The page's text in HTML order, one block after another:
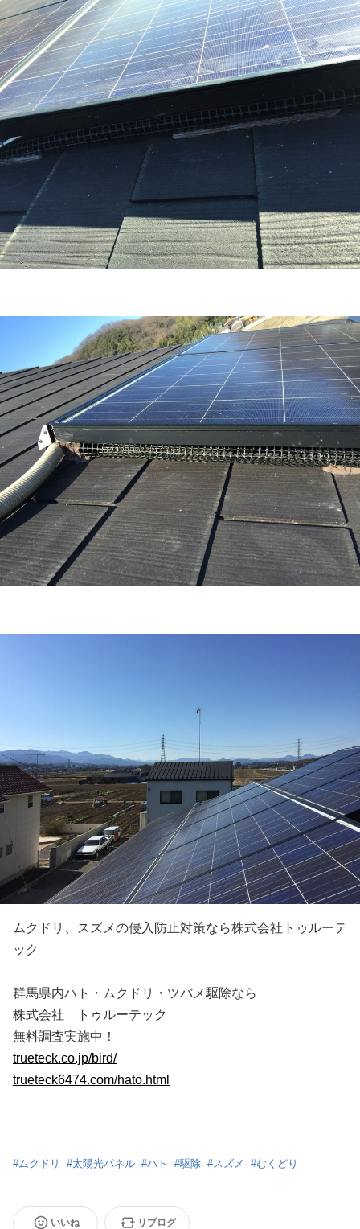
ムクドリ、スズメの侵入防止対策なら株式会社トゥルーテ
ック
群馬県内ハト・ムクドリ・ツバメ駆除なら
株式会社 トゥルーテック
無料調査実施中！
trueteck.co.jp/bird/
trueteck6474.com/hato.html
#ムクドリ #太陽光パネル #ハト #駆除 #スズメ #むくどり
いいね リブログ